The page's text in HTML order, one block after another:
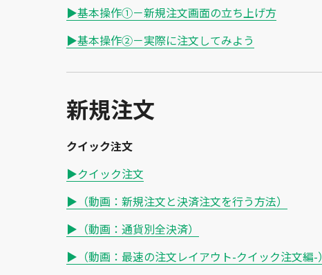
▶基本操作①－新規注文画面の立ち上げ方
▶基本操作②－実際に注文してみよう
新規注文
クイック注文
▶クイック注文
▶（動画：新規注文と決済注文を行う方法）
▶（動画：通貨別全決済）
▶（動画：最速の注文レイアウト-クイック注文編-）